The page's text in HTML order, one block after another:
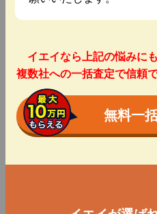
イエイなら上記の悩みに
複数社への一括査定で信頼
無料一